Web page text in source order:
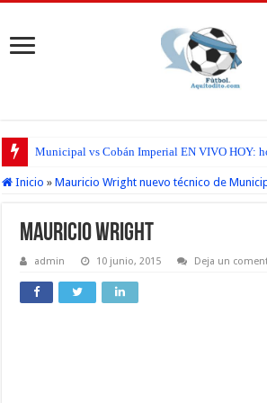
Municipal vs Cobán Imperial EN VIVO HOY:
Inicio » Mauricio Wright nuevo técnico de
Mauricio Wright
admin 10 junio, 2015 Deja un